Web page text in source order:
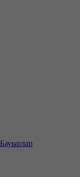
Бауырлар